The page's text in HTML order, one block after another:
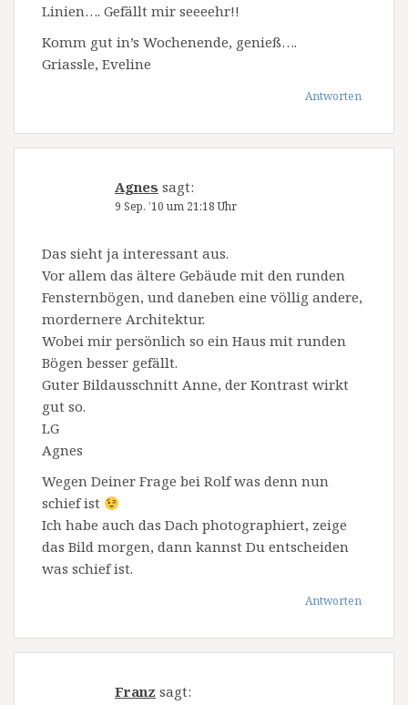
Linien…. Gefällt mir seeeehr!!
Komm gut in’s Wochenende, genieß….
Griassle, Eveline
Antworten
Agnes sagt:
9 Sep. ’10 um 21:18 Uhr
Das sieht ja interessant aus.
Vor allem das ältere Gebäude mit den runden
Fensternbögen, und daneben eine völlig andere,
mordernere Architektur.
Wobei mir persönlich so ein Haus mit runden
Bögen besser gefällt.
Guter Bildausschnitt Anne, der Kontrast wirkt
gut so.
LG
Agnes
Wegen Deiner Frage bei Rolf was denn nun
schief ist
Ich habe auch das Dach photographiert, zeige
das Bild morgen, dann kannst Du entscheiden
was schief ist.
Antworten
Franz sagt: